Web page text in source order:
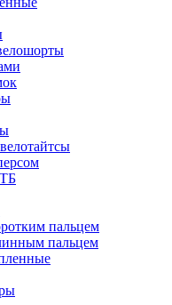
пальцем
пальцем